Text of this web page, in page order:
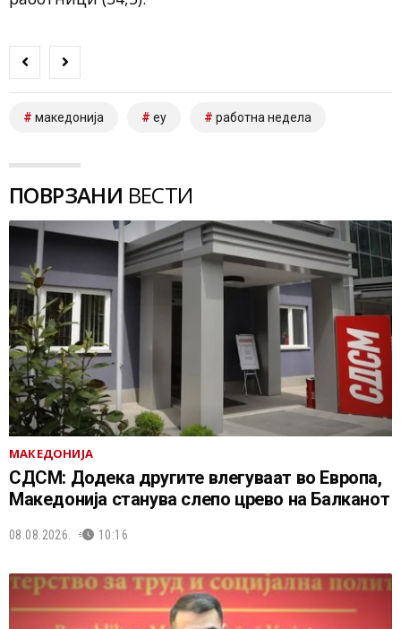
македонија еу работна недела
ПОВРЗАНИ ВЕСТИ
МАКЕДОНИЈА
СДСМ: Додека другите влегуваат во Европа,
Македонија станува слепо црево на Балканот
08.08.2026. 10:16